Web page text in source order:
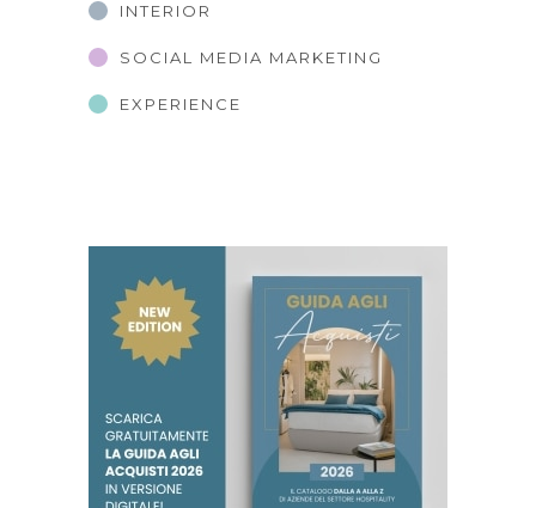
INTERIOR
SOCIAL MEDIA MARKETING
EXPERIENCE